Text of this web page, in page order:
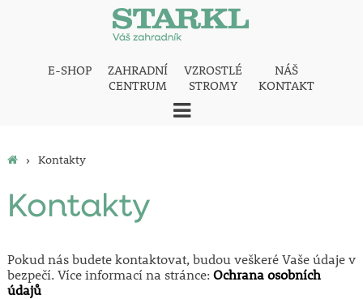
E-SHOP
ZAHRADNÍ
CENTRUM
VZROSTLÉ
STROMY
NÁŠ
KONTAKT
› Kontakty
Kontakty
Pokud nás budete kontaktovat, budou veškeré Vaše údaje v
bezpečí. Více informací na stránce:Ochrana osobních
údajů